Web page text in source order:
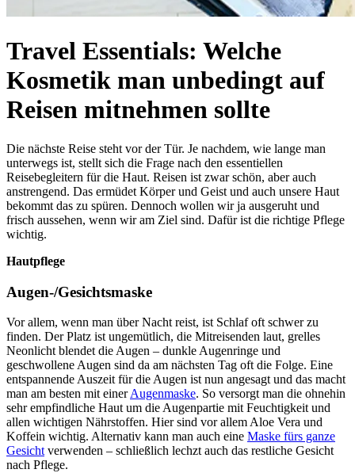
Travel Essentials: Welche
Kosmetik man unbedingt auf
Reisen mitnehmen sollte
Die nächste Reise steht vor der Tür. Je nachdem, wie lange man
unterwegs ist, stellt sich die Frage nach den essentiellen
Reisebegleitern für die Haut. Reisen ist zwar schön, aber auch
anstrengend. Das ermüdet Körper und Geist und auch unsere Haut
bekommt das zu spüren. Dennoch wollen wir ja ausgeruht und
frisch aussehen, wenn wir am Ziel sind. Dafür ist die richtige Pflege
wichtig.
Hautpflege
Augen-/Gesichtsmaske
Vor allem, wenn man über Nacht reist, ist Schlaf oft schwer zu
finden. Der Platz ist ungemütlich, die Mitreisenden laut, grelles
Neonlicht blendet die Augen – dunkle Augenringe und
geschwollene Augen sind da am nächsten Tag oft die Folge. Eine
entspannende Auszeit für die Augen ist nun angesagt und das macht
man am besten mit einerAugenmaske. So versorgt man die ohnehin
sehr empfindliche Haut um die Augenpartie mit Feuchtigkeit und
allen wichtigen Nährstoffen. Hier sind vor allem Aloe Vera und
Koffein wichtig. Alternativ kann man auch eine Maske fürs ganze
Gesicht verwenden – schließlich lechzt auch das restliche Gesicht
nach Pflege.